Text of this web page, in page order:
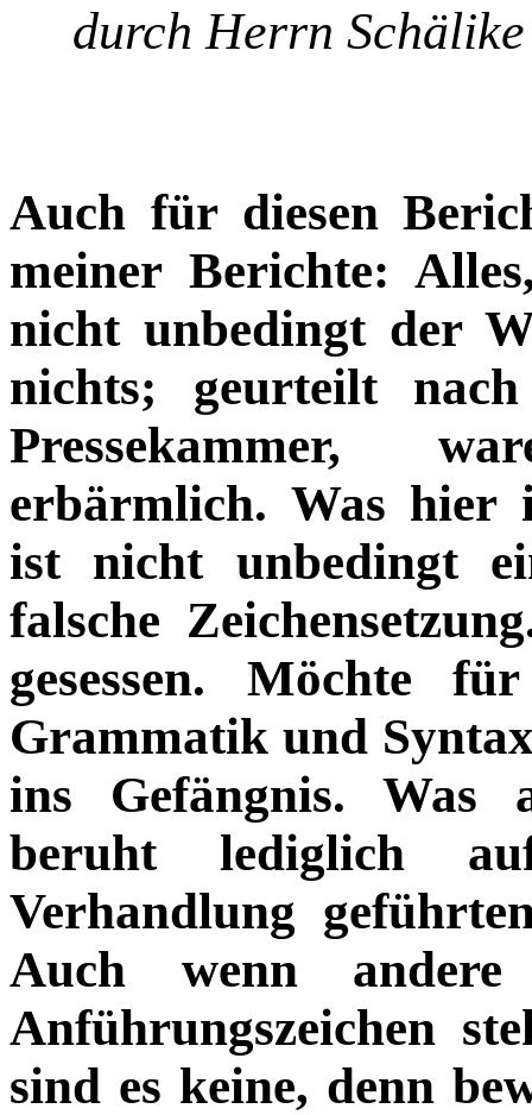
durch Herrn
Auch für diesen
meiner Berichte:
nicht unbedingt der
nichts; geurteilt
Pressekammer,
erbärmlich. Was hier
ist nicht unbedingt
falsche
gesessen. Möchte
Grammatik und
ins Gefängnis. Was
beruht lediglich
Verhandlung
Auch wenn
Anführungszeichen
sind es keine, denn